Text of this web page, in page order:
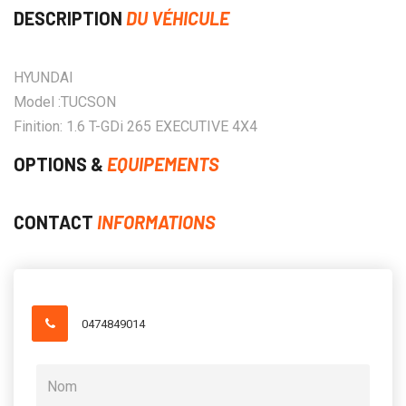
DESCRIPTION DU VÉHICULE
HYUNDAI
Model :TUCSON
Finition: 1.6 T-GDi 265 EXECUTIVE 4X4
OPTIONS & EQUIPEMENTS
CONTACT INFORMATIONS
0474849014